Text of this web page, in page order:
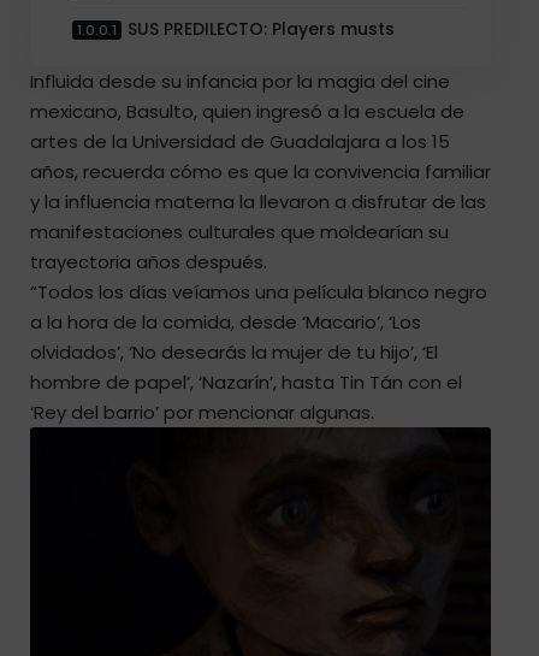
SUS PREDILECTO: Players musts
Influida desde su infancia por la magia del cine
mexicano, Basulto, quien ingresó a la escuela de
artes de la Universidad de Guadalajara a los 15
años, recuerda cómo es que la convivencia familiar
y la influencia materna la llevaron a disfrutar de las
manifestaciones culturales que moldearían su
trayectoria años después.
“Todos los días veíamos una película blanco negro
a la hora de la comida, desde ‘Macario’, ‘Los
olvidados’, ‘No desearás la mujer de tu hijo’, ‘El
hombre de papel’, ‘Nazarín’, hasta Tin Tán con el
‘Rey del barrio’ por mencionar algunas.